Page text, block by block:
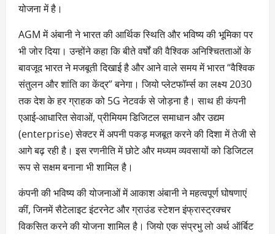
योजना में है।
AGM में अंबानी ने भारत की आर्थिक स्थिति और भविष्य की भूमिका पर
भी जोर दिया। उन्होंने कहा कि बीते वर्षों की वैश्विक अनिश्चितताओं के
बावजूद भारत ने मजबूती दिखाई है और आने वाले समय में भारत “वैश्विक
संतुलन और शांति का केंद्र” बनेगा। जियो प्लेटफॉर्म्स का लक्ष्य 2030
तक देश के हर ग्राहक को 5G नेटवर्क से जोड़ना है। साथ ही कंपनी
एआई-आधारित सेवाओं, प्रीमियम डिजिटल समाधान और उद्यम
(enterprise) सेक्टर में अपनी पकड़ मजबूत करने की दिशा में तेजी से
आगे बढ़ रही है। इस रणनीति में छोटे और मध्यम व्यवसायों को डिजिटल
रूप से सक्षम बनाना भी शामिल है।
कंपनी की भविष्य की योजनाओं में आकाश अंबानी ने महत्वपूर्ण घोषणाएं
कीं, जिनमें सैटेलाइट इंटरनेट और ग्राउंड स्टेशन इंफ्रास्ट्रक्चर
विकसित करने की योजना शामिल है। जियो एक संप्रभु लो अर्थ ऑर्बिट